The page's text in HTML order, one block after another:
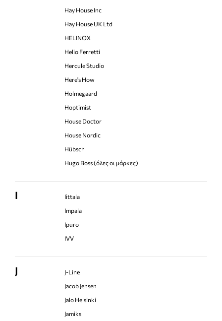
Hay House Inc
Hay House UK Ltd
HELINOX
Helio Ferretti
Hercule Studio
Here's How
Holmegaard
Hoptimist
House Doctor
House Nordic
Hübsch
Hugo Boss (όλες οι μάρκες)
I
Iittala
Impala
Ipuro
IVV
J
J-Line
Jacob Jensen
Jalo Helsinki
Jamiks